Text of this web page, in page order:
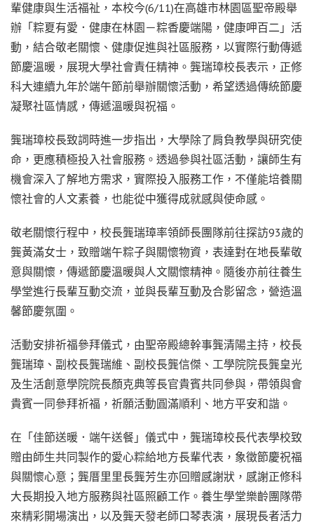
輩健康與生活福祉，本校今(6/11)在高雄市林園區聖帝殿舉
辦「粽夏有愛．健康在林園－粽香慶端陽，健康呷百二」活
動，結合敬老關懷、健康促進與社區服務，以實際行動傳遞
節慶溫暖，展現大學社會責任精神。龔瑞璋校長表示，正修
科大連續九年於端午節前舉辦關懷活動，希望透過傳統節慶
凝聚社區情感，傳遞溫暖與祝福。
龔瑞璋校長致詞時進一步指出，大學除了肩負教學與研究使
命，更應積極投入社會服務。透過參與社區活動，讓師生有
機會深入了解地方需求，實際投入服務工作，不僅能培養關
懷社會的人文素養，也能從中獲得成就感與使命感。
敬老關懷行程中，校長龔瑞璋率領師長團隊前往探訪93歲的
龔黃滿女士，致贈端午粽子與關懷物資，表達對在地長輩敬
意與關懷，傳遞節慶溫暖與人文關懷精神。隨後亦前往養生
學堂進行長輩互動交流，並與長輩互動及合影留念，營造溫
馨節慶氛圍。
活動安排祈福參拜儀式，由聖帝殿總幹事龔清陽主持，校長
龔瑞璋、副校長龔瑞維、副校長龔信傑、工學院院長龔皇光
及生活創意學院院長顏克典等長官貴賓共同參與，帶領與會
貴賓一同參拜祈福，祈願活動圓滿順利、地方平安和諧。
在「佳節送暖．端午送餐」儀式中，龔瑞璋校長代表學校致
贈由師生共同製作的愛心粽給地方長輩代表，象徵節慶祝福
與關懷心意；龔厝里里長龔芳生亦回贈感謝狀，感謝正修科
大長期投入地方服務與社區照顧工作。養生學堂樂齡團隊帶
來精彩開場演出，以及龔天發老師口琴表演，展現長者活力